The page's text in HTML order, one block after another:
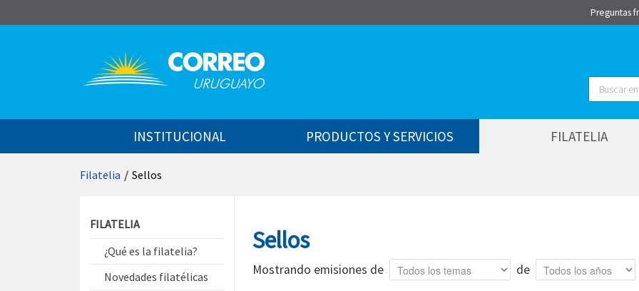
Preguntas
Buscar
INSTITUCIONAL PRODUCTOS Y SERVICIOS FILATELIA
Filatelia / Sellos
FILATELIA
¿Qué es la filatelia?
Novedades filatélicas
Sellos
Mostrando emisiones de Tema de Año